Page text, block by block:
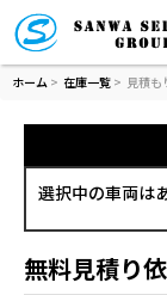
ホーム > 在庫一覧 > 見積
選択中の車両は
無料見積り